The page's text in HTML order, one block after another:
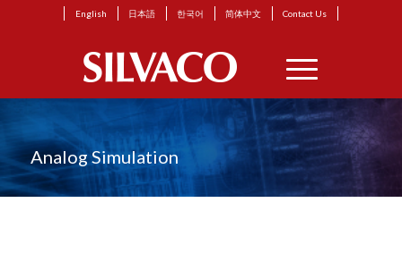
English 日本語 한국어 简体中文 Contact Us
Analog Simulation